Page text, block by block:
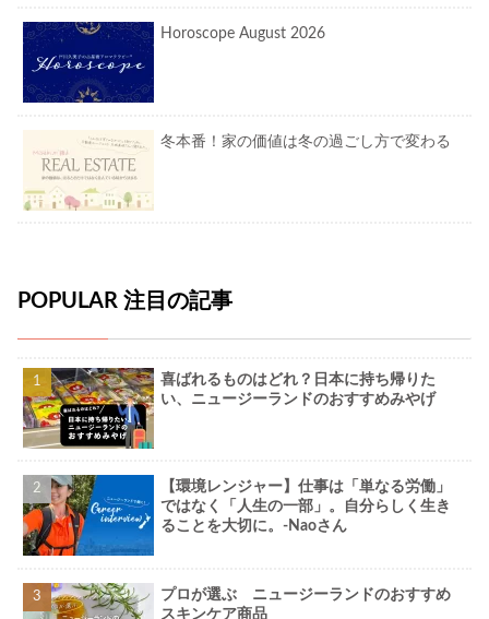
Horoscope August 2026
冬本番！家の価値は冬の過ごし方で変わる
POPULAR 注目の記事
喜ばれるものはどれ？日本に持ち帰りた
い、ニュージーランドのおすすめみやげ
【環境レンジャー】仕事は「単なる労働」
ではなく「人生の一部」。自分らしく生き
ることを大切に。-Naoさん
プロが選ぶ ニュージーランドのおすすめ
スキンケア商品